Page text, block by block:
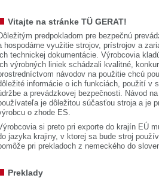
Vitajte na stránke TÜ GERAT!
predpokladom pre bezpečnú
hospodárne využitie strojov, prístrojov a
technickej dokumentácie. Výrobcovia
výrobných liniek schádzali kvalitné,
návodov na použitie chcú
informácie o ich funkciách, použití v
a prevádzkovej bezpečnosti. Návod
je dôležitou súčasťou stroja a je
o zhode ES.
si preto pri exporte do krajín EÚ
jazyka krajiny, v ktorej sa bude stroj
pri prekladoch z nemeckého do
Preklady